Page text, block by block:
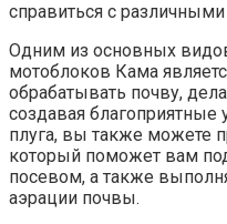
справиться с
Одним из основных
мотоблоков Кама
обрабатывать почву,
создавая
плуга, вы также можете
который поможет вам
посевом, а также
аэрации почвы.